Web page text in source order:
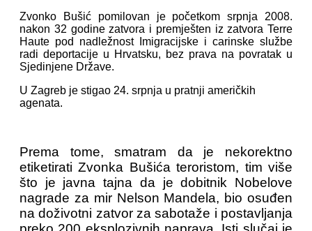
Zvonko Bušić pomilovan je početkom srpnja 2008.
nakon 32 godine zatvora i premješten iz zatvora Terre
Haute pod nadležnost Imigracijske i carinske službe
radi deportacije u Hrvatsku, bez prava na povratak u
Sjedinjene Države.
U Zagreb je stigao 24. srpnja u pratnji američkih
agenata.
Prema tome, smatram da je nekorektno
etiketirati Zvonka Bušića teroristom, tim više
što je javna tajna da je dobitnik Nobelove
nagrade za mir Nelson Mandela, bio osuđen
na doživotni zatvor za sabotaže i postavljanja